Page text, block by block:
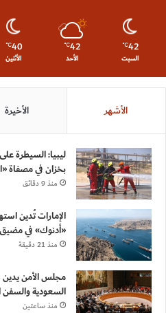
42
℃
السبت
42
℃
الأحد
40
℃
الأثنين
الأشهر الأخيرة
ليبيا: السيطرة
بخزان في مصفاة
منذ 9 دقائق
الإمارات تُدين
«أدنوك» في
منذ 21 دقيقة
مجلس الأمن
السعودية والسفن
منذ ساعتين